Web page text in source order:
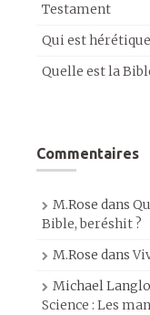
Testament
Qui est
Quelle est la
Commentaires
M.Rose dans
Bible, beréshit ?
M.Rose dans
Michael
Science : Les